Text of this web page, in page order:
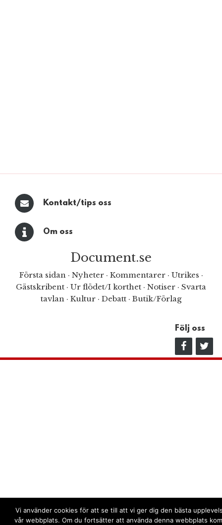
Kontakt/tips oss
Om oss
Document.se
Första sidan· Nyheter· Kommentarer· Utrikes ·
Gästskribent · Ur flödet/I korthet · Notiser · Svarta
tavlan · Kultur · Debatt · Butik/Förlag
Följ oss
Vi använder cookies för att se till att vi ger dig den bästa
vår webbplats. Om du fortsätter att använda denna webbplats